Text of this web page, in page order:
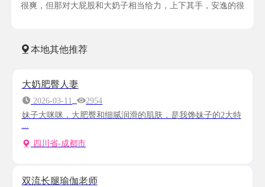
很爽，但那对大屁股和大奶子相当给力，上下其手，安逸的很
本地其他推荐
大奶肥臀人妻
2026-03-11
2954
妹子大咪咪，大肥臀和细腻润滑的肌肤，是我馋妹子的2大特
...
四川省-成都市
双流长腿瑜伽老师